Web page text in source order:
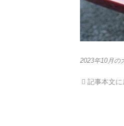
2023年10月の
記事本文に